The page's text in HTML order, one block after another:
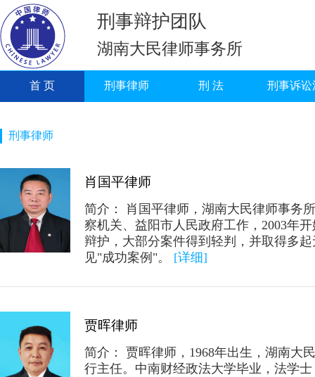
刑事辩护团队
湖南大民律师事务所
首 页 刑事律师 刑 法 刑事诉讼
刑事律师
肖国平律师
简介： 肖国平律师，湖南大民律师事务
察机关、益阳市人民政府工作，2003年
辩护，大部分案件得到轻判，并取得多
见"成功案例"。 [详细]
贾晖律师
简介： 贾晖律师，1968年出生，湖南大
行主任。中南财经政法大学毕业，法学